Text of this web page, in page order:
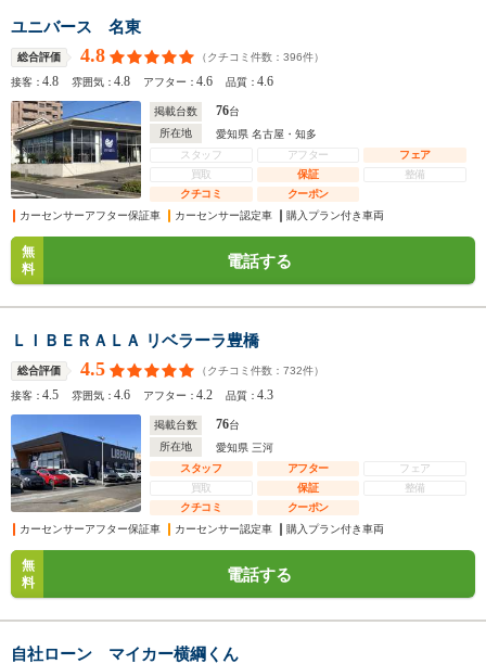
ユニバース 名東
総合評価 4.8 （クチコミ件数： 396件）
接客：4.8 雰囲気：4.8 アフター：4.6 品質：4.6
掲載台数 76台
所在地
愛知県 名古屋・知多
スタッフ
アフター
フェア
買取
保証
整備
クチコミ
クーポン
カーセンサーアフター保証車
カーセンサー認定車 購入プラン付き車両
無
料
電話する
ＬＩＢＥＲＡＬＡ リベラーラ豊橋
総合評価 4.5 （クチコミ件数： 732件）
接客：4.5 雰囲気：4.6 アフター：4.2 品質：4.3
掲載台数 76台
所在地
愛知県 三河
スタッフ
アフター
フェア
買取
保証
整備
クチコミ
クーポン
カーセンサーアフター保証車
カーセンサー認定車 購入プラン付き車両
無
料
電話する
自社ローン マイカー横綱くん